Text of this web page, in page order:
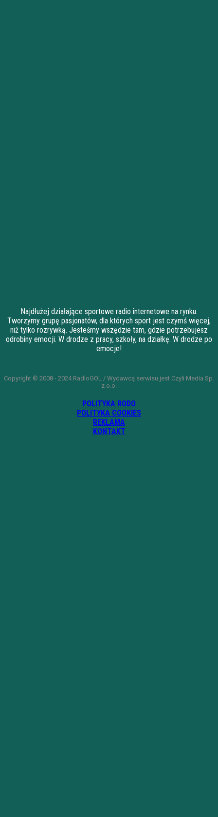
Najdłużej działające sportowe radio internetowe na rynku.
Tworzymy grupę pasjonatów, dla których sport jest czymś więcej,
niż tylko rozrywką. Jesteśmy wszędzie tam, gdzie potrzebujesz
odrobiny emocji. W drodze z pracy, szkoły, na działkę. W drodze po
emocje!
Copyright © 2008 - 2024 RadioGOL / Wydawcą serwisu jest Czyli Media Sp.
z o.o.
POLITYKA RODO
POLITYKA COOKIES
REKLAMA
KONTAKT